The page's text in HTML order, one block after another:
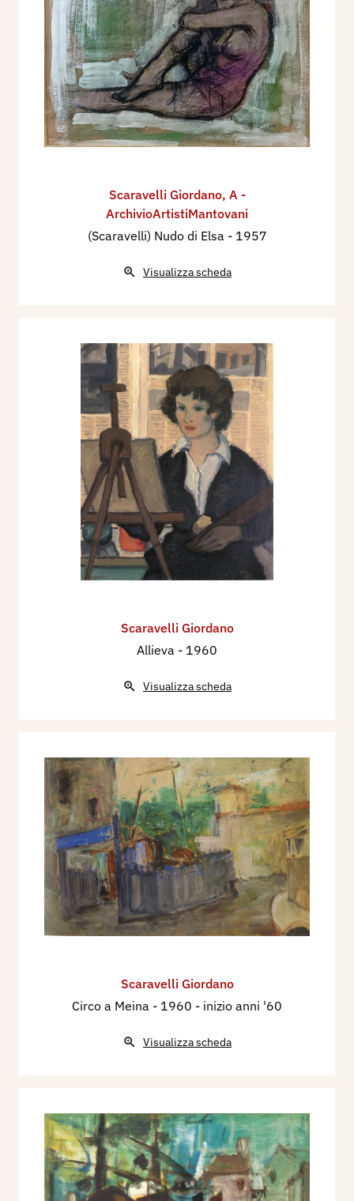
Scaravelli Giordano, A -
ArchivioArtistiMantovani
(Scaravelli) Nudo di Elsa - 1957
Visualizza scheda
Scaravelli Giordano
Allieva - 1960
Visualizza scheda
Scaravelli Giordano
Circo a Meina - 1960 - inizio anni '60
Visualizza scheda